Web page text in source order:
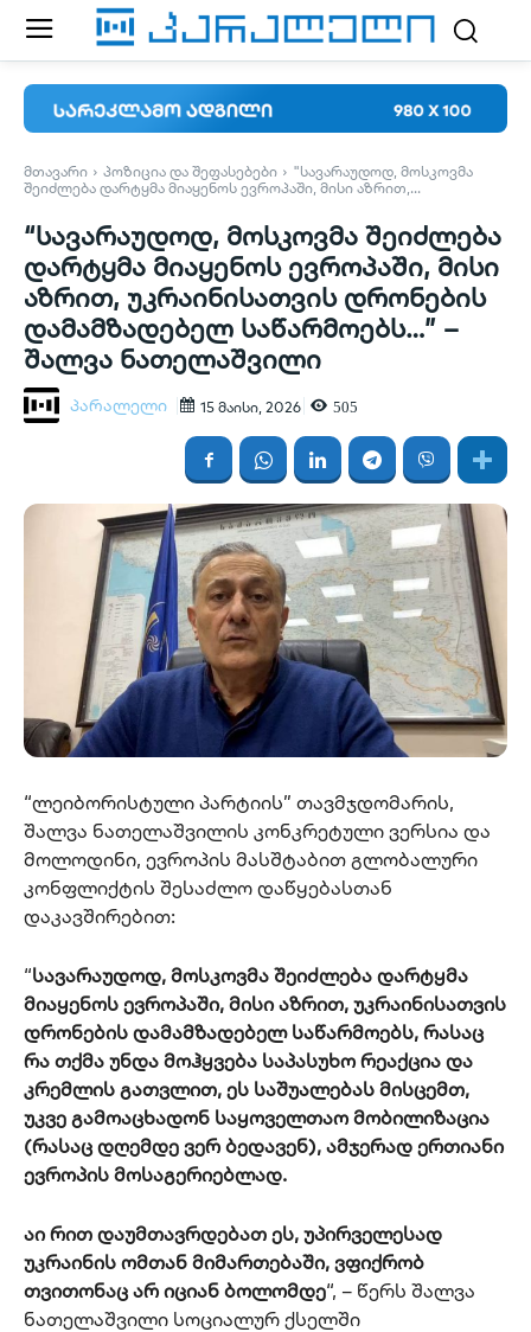
ᲛᲗᲐᲕᲐᲠᲘ ᲞᲝᲖᲘᲪᲘᲐ ᲓᲐ ᲨᲔᲤᲐᲡᲔᲑᲔᲑᲘ
"ᲡᲐᲕᲐᲠᲐᲣᲓᲝᲓ, ᲛᲝᲡᲙᲝᲕᲛᲐ
ᲨᲔᲘᲫᲚᲔᲑᲐ ᲓᲐᲠᲢᲧᲛᲐ ᲛᲘᲐᲧᲔᲜᲝᲡ ᲔᲕᲠᲝᲞᲐᲨᲘ, ᲛᲘᲡᲘ ᲐᲖᲠᲘᲗ,...
“სავარაუდოდ, მოსკოვმა შეიძლება
დარტყმა მიაყენოს ევროპაში, მისი
აზრით, უკრაინისათვის დრონების
დამამზადებელ საწარმოებს…” –
შალვა ნათელაშვილი
პარალელი 15 მაისი, 2026 505
“ლეიბორისტული პარტიის” თავმჯდომარის,
შალვა ნათელაშვილის კონკრეტული ვერსია და
მოლოდინი, ევროპის მასშტაბით გლობალური
კონფლიქტის შესაძლო დაწყებასთან
დაკავშირებით:
“სავარაუდოდ, მოსკოვმა შეიძლება დარტყმა
მიაყენოს ევროპაში, მისი აზრით, უკრაინისათვის
დრონების დამამზადებელ საწარმოებს, რასაც
რა თქმა უნდა მოჰყვება საპასუხო რეაქცია და
კრემლის გათვლით, ეს საშუალებას მისცემთ,
უკვე გამოაცხადონ საყოველთაო მობილიზაცია
(რასაც დღემდე ვერ ბედავენ), ამჯერად ერთიანი
ევროპის მოსაგერიებლად.
აი რით დაუმთავრდებათ ეს, უპირველესად
უკრაინის ომთან მიმართებაში, ვფიქრობ
თვითონაც არ იციან ბოლომდე“, – წერს შალვა
ნათელაშვილი სოციალურ ქსელში